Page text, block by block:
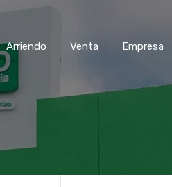
Arriendo Venta Empresa